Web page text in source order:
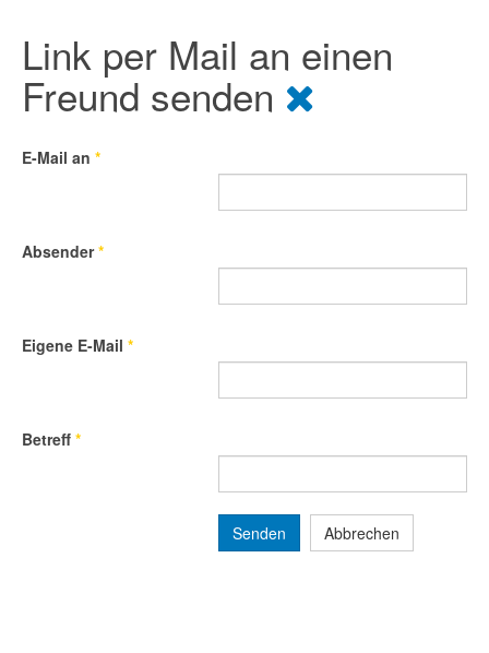
Link per Mail an einen
Freund senden
E-Mail an *
Absender*
Eigene E-Mail *
Betreff *
Senden Abbrechen